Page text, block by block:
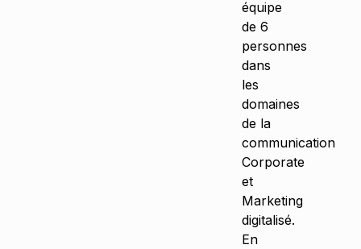
équipe
de 6
personnes
dans
les
domaines
de la
communication
Corporate
et
Marketing
digitalisé.
En